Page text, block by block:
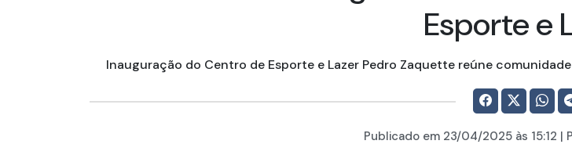
Esporte e
Inauguração do Centro de Esporte e Lazer Pedro Zaquette reúne
Publicado em 23/04/2025às 15:12 |